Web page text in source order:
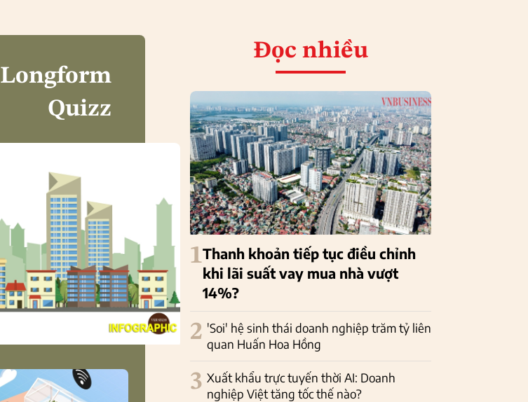
Longform
Quizz
Đọc nhiều
1Thanh khoản tiếp tục điều chỉnh
khi lãi suất vay mua nhà vượt
14%?
2 'Soi' hệ sinh thái doanh nghiệp trăm tỷ liên
quan Huấn Hoa Hồng
3 Xuất khẩu trực tuyến thời AI: Doanh
nghiệp Việt tăng tốc thế nào?